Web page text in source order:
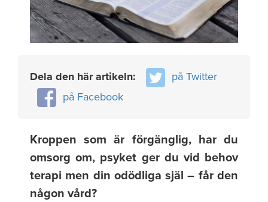
Dela den här artikeln:
på Twitter
på Facebook
Kroppen som är förgänglig, har du
omsorg om, psyket ger du vid behov
terapi men din odödliga själ – får den
någon vård?